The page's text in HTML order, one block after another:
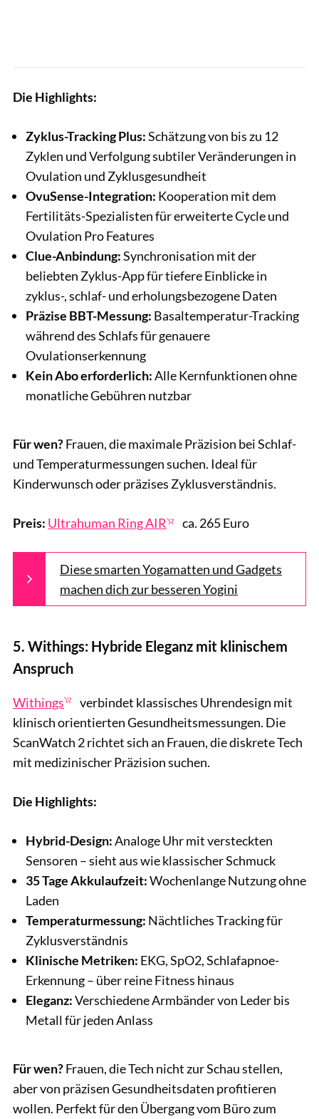
Die Highlights:
Zyklus-Tracking Plus:Schätzung von bis zu 12
Zyklen und Verfolgung subtiler Veränderungen in
Ovulation und Zyklusgesundheit
OvuSense-Integration: Kooperation mit dem
Fertilitäts-Spezialisten für erweiterte Cycle und
Ovulation Pro Features
Clue-Anbindung:Synchronisation mit der
beliebten Zyklus-App für tiefere Einblicke in
zyklus-, schlaf- und erholungsbezogene Daten
Präzise BBT-Messung: Basaltemperatur-Tracking
während des Schlafs für genauere
Ovulationserkennung
Kein Abo erforderlich:Alle Kernfunktionen ohne
monatliche Gebühren nutzbar
Für wen?Frauen, die maximale Präzision bei Schlaf-
und Temperaturmessungen suchen. Ideal für
Kinderwunsch oder präzises Zyklusverständnis.
Preis: Ultrahuman Ring AIR ca. 265 Euro
Diese smarten Yogamatten und Gadgets
machen dich zur besseren Yogini
5. Withings: Hybride Eleganz mit klinischem
Anspruch
Withings
verbindet klassisches Uhrendesign mit
klinisch orientierten Gesundheitsmessungen. Die
ScanWatch 2 richtet sich an Frauen, die diskrete Tech
mit medizinischer Präzision suchen.
Die Highlights:
Hybrid-Design:Analoge Uhr mit versteckten
Sensoren – sieht aus wie klassischer Schmuck
35 Tage Akkulaufzeit:Wochenlange Nutzung ohne
Laden
Temperaturmessung: Nächtliches Tracking für
Zyklusverständnis
Klinische Metriken: EKG, SpO2, Schlafapnoe-
Erkennung – über reine Fitness hinaus
Eleganz:Verschiedene Armbänder von Leder bis
Metall für jeden Anlass
Für wen?Frauen, die Tech nicht zur Schau stellen,
aber von präzisen Gesundheitsdaten profitieren
wollen. Perfekt für den Übergang vom Büro zum